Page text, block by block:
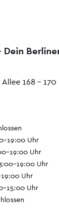
Allee 168 - 170
Uhr
Uhr
Uhr
Uhr
Uhr